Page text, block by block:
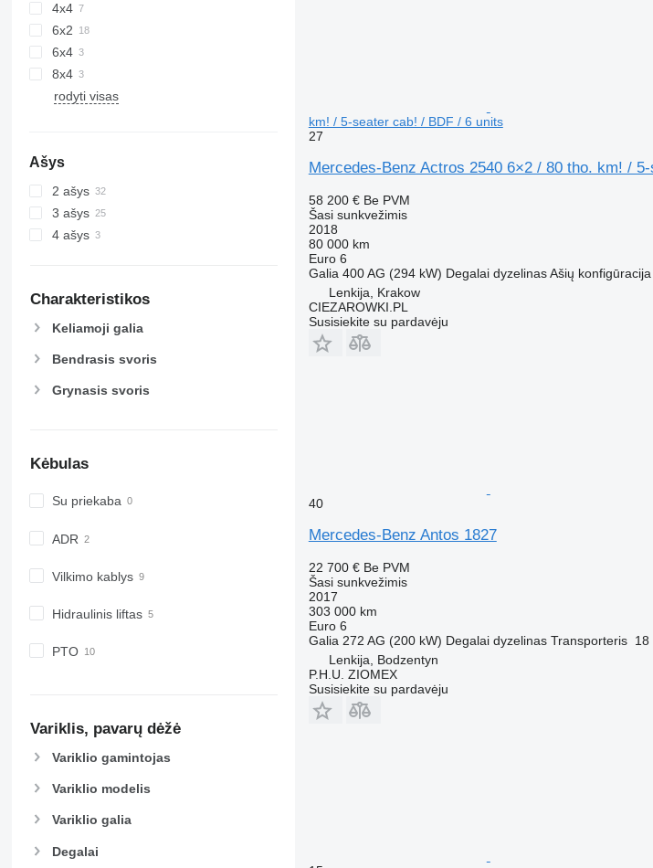
4x4
6x2
6x4
8x4
rodyti visas
Ašys
2 ašys
3 ašys
4 ašys
Charakteristikos
Keliamoji galia
Bendrasis svoris
Grynasis svoris
Kėbulas
Su priekaba
ADR
Vilkimo kablys
Hidraulinis liftas
PTO
Variklis, pavarų dėžė
Variklio gamintojas
Variklio modelis
Variklio galia
Degalai
km! / 5-seater cab! / BDF / 6 units
27
Mercedes-Benz Actros 2540 6×2 / 80 tho. km! /
58 200 € Be PVM
Šasi sunkvežimis
2018
80 000 km
Euro 6
Galia 400 AG (294 kW) Degalai dyzelinas Ašių konfigūracija
Lenkija, Krakow
CIEZAROWKI.PL
Susisiekite su pardavėju
40
Mercedes-Benz Antos 1827
22 700 € Be PVM
Šasi sunkvežimis
2017
303 000 km
Euro 6
Galia 272 AG (200 kW) Degalai dyzelinas Transporteris 18
Lenkija, Bodzentyn
P.H.U. ZIOMEX
Susisiekite su pardavėju